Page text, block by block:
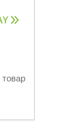
товар